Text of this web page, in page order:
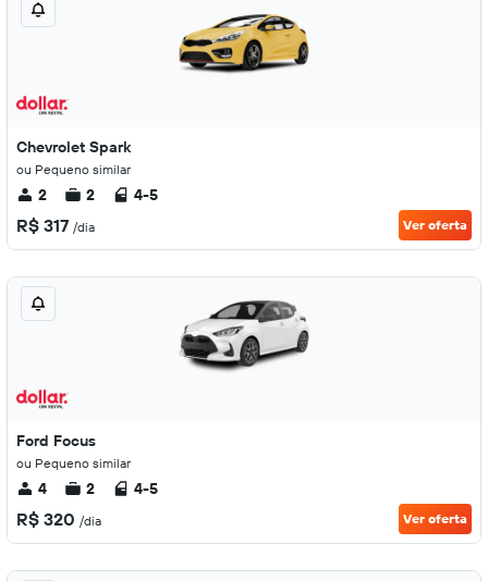
Chevrolet Spark
ou Pequeno similar
2 2 4-5
R$ 317 /dia Ver oferta
Ford Focus
ou Pequeno similar
4 2 4-5
R$ 320 /dia Ver oferta